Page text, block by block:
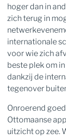
hoger dan in
zich terug in
internationale
voor wie zich
beste plek om
dankzij de
tegenover
Onroerend
Ottomaanse
uitzicht op zee.